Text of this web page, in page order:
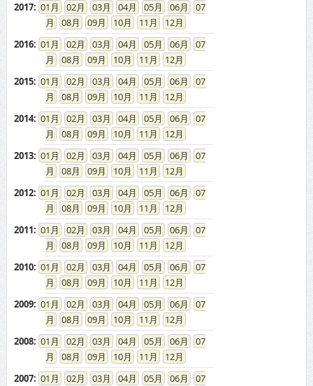
2017: 01 02 03 04 05 06
07
08
09 10 11
12
2016: 01 02 03 04 05 06
07
08
09 10 11
12
2015: 01 02 03 04 05 06
07
08
09 10 11
12
2014: 01 02 03 04 05 06
07
08
09 10 11
12
2013: 01 02 03 04 05 06
07
08
09 10 11
12
2012: 01 02 03 04 05 06
07
08
09 10 11
12
2011: 01 02 03 04 05 06
07
08
09 10 11
12
2010: 01 02 03 04 05 06
07
08
09 10 11
12
2009: 01 02 03 04 05 06
07
08
09 10 11
12
2008: 01 02 03 04 05 06
07
08
09 10 11
12
2007: 01 02 03 04 05 06
07